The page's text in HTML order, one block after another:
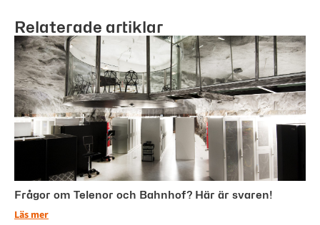
Relaterade artiklar
Frågor om Telenor och Bahnhof? Här är svaren!
Läs mer